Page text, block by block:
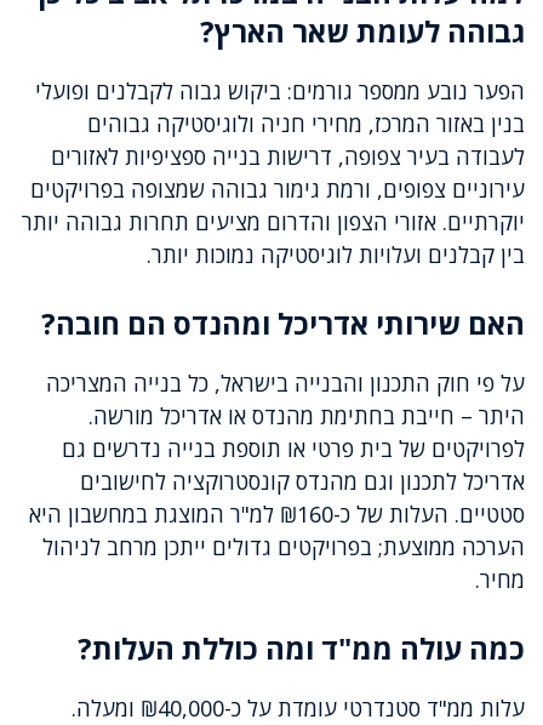
גבוהה לעומת שאר הארץ?
הפער נובע ממספר גורמים: ביקוש גבוה לקבלנים ופועלי
בנין באזור המרכז, מחירי חניה ולוגיסטיקה גבוהים
לעבודה בעיר צפופה, דרישות בנייה ספציפיות לאזורים
עירוניים צפופים, ורמת גימור גבוהה שמצופה בפרויקטים
יוקרתיים. אזורי הצפון והדרום מציעים תחרות גבוהה יותר
בין קבלנים ועלויות לוגיסטיקה נמוכות יותר.
האם שירותי אדריכל ומהנדס הם חובה?
על פי חוק התכנון והבנייה בישראל, כל בנייה המצריכה
היתר – חייבת בחתימת מהנדס או אדריכל מורשה.
לפרויקטים של בית פרטי או תוספת בנייה נדרשים גם
אדריכל לתכנון וגם מהנדס קונסטרוקציה לחישובים
סטטיים. העלות של כ-₪160 למ"ר המוצגת במחשבון היא
הערכה ממוצעת; בפרויקטים גדולים ייתכן מרחב לניהול
מחיר.
כמה עולה ממ"ד ומה כוללת העלות?
עלות ממ"ד סטנדרטי עומדת על כ-₪40,000 ומעלה.